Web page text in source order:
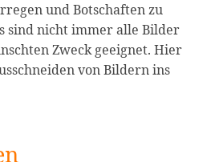
und Botschaften zu
sind nicht immer alle Bilder
Zweck geeignet. Hier
von Bildern ins